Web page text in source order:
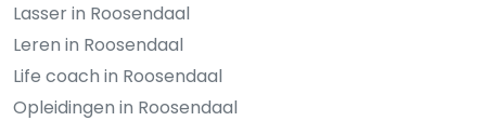
Lasser in Roosendaal
Leren in Roosendaal
Life coach in Roosendaal
Opleidingen in Roosendaal